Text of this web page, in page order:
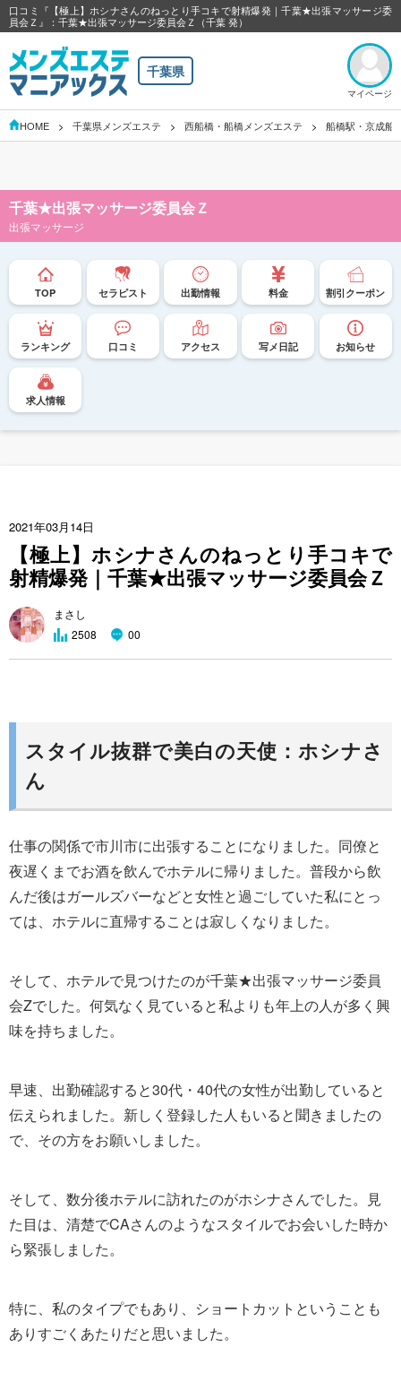
口コミ『【極上】ホシナさんのねっとり手コキで射精爆発｜千葉★出張マッサージ委
員会Ｚ』：千葉★出張マッサージ委員会Ｚ（千葉 発）
千葉県
マイページ
HOME 千葉県メンズエステ 西船橋・船橋メンズエステ 船橋駅・京成船
千葉★出張マッサージ委員会Ｚ
出張マッサージ
TOP セラピスト 出勤情報 料金 割引クーポン
ランキング 口コミ アクセス 写メ日記 お知らせ
求人情報
2021年03月14日
【極上】ホシナさんのねっとり手コキで
射精爆発｜千葉★出張マッサージ委員会Ｚ
まさし
2508
00
スタイル抜群で美白の天使：ホシナさ
ん
仕事の関係で市川市に出張することになりました。同僚と
夜遅くまでお酒を飲んでホテルに帰りました。普段から飲
んだ後はガールズバーなどと女性と過ごしていた私にとっ
ては、ホテルに直帰することは寂しくなりました。
そして、ホテルで見つけたのが千葉★出張マッサージ委員
会Zでした。何気なく見ていると私よりも年上の人が多く興
味を持ちました。
早速、出勤確認すると30代・40代の女性が出勤していると
伝えられました。新しく登録した人もいると聞きましたの
で、その方をお願いしました。
そして、数分後ホテルに訪れたのがホシナさんでした。見
た目は、清楚でCAさんのようなスタイルでお会いした時か
ら緊張しました。
特に、私のタイプでもあり、ショートカットということも
ありすごくあたりだと思いました。